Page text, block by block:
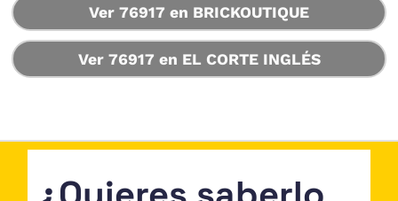
Ver 76917 en BRICKOUTIQUE
Ver 76917 en EL CORTE INGLÉS